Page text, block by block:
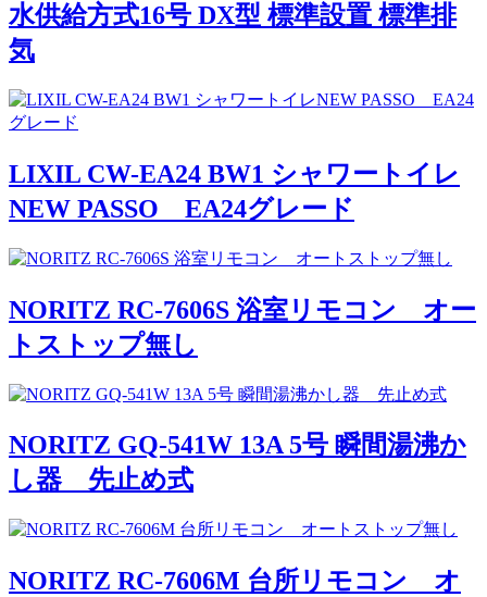
水供給方式16号 DX型 標準設置 標準排
気
LIXIL CW-EA24 BW1 シャワートイレ
NEW PASSO EA24グレード
NORITZ RC-7606S 浴室リモコン オー
トストップ無し
NORITZ GQ-541W 13A 5号 瞬間湯沸か
し器 先止め式
NORITZ RC-7606M 台所リモコン オ